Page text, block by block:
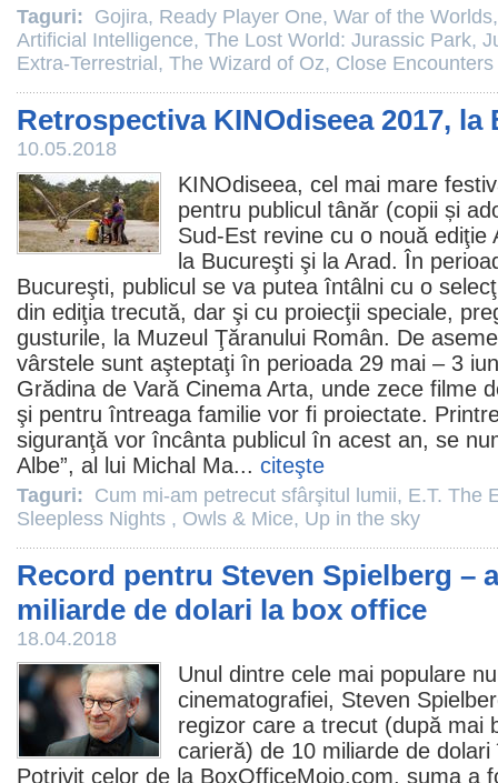
Taguri: Gojira, Ready Player One, War of the Worlds
Artificial Intelligence, The Lost World: Jurassic Park,
Extra-Terrestrial , The Wizard of Oz, Close
Retrospectiva KINOdiseea 2017,
10.05.2018
KINOdiseea, cel mai mare
pentru publicul tânăr (copii și
Sud-Est revine cu o nouă ediţie
la Bucureşti şi la Arad. În
Bucureşti, publicul se va putea întâlni cu o
din ediţia trecută, dar şi cu proiecţii speciale,
gusturile, la Muzeul Ţăranului Român. De
vârstele sunt aşteptaţi în perioada 29 mai – 3
Grădina de Vară Cinema Arta, unde zece filme
şi pentru întreaga familie vor fi proiectate.
siguranţă vor încânta publicul în acest an, se
Albe”, al lui Michal Ma... citeşte
Taguri: Cum mi-am petrecut sfârşitul lumii, E.T. The
Sleepless Nights , Owls & Mice, Up in the sky
Record pentru Steven Spielberg –
miliarde de dolari la box office
18.04.2018
Unul dintre cele mai populare
cinematografiei, Steven
regizor care a trecut (după mai
carieră) de 10 miliarde de
Potrivit celor de la BoxOfficeMojo.com, suma a